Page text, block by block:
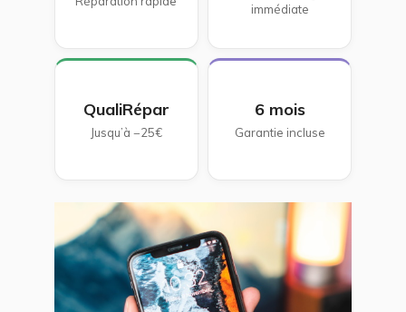
immédiate
QualiRépar
Jusqu’à −25€
6 mois
Garantie incluse